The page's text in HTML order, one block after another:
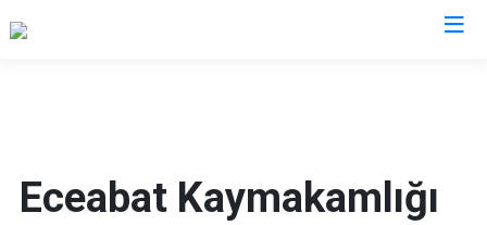
Bayramiç
Gelibolu
Eceabat Kaymakamlığı